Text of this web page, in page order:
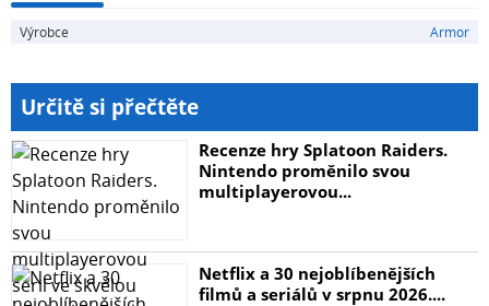
Výrobce Armor
Určitě si přečtěte
Recenze hry Splatoon Raiders.
Nintendo proměnilo svou
multiplayerovou...
Netflix a 30 nejoblíbenějších
filmů a seriálů v srpnu 2026....